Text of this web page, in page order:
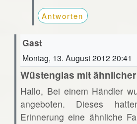
Antworten
Gast
Montag, 13. August 2012 20:41
Wüstenglas mit
Hallo, Bei einem Händler
angeboten. Dieses
Erinnerung eine ähnliche